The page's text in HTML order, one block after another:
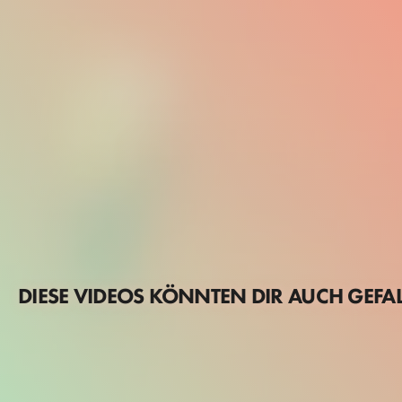
DIESE VIDEOS KÖNNTEN DIR AUCH